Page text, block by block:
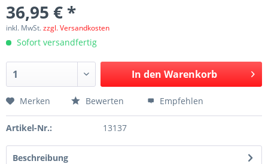
36,95 € *
inkl. MwSt.zzgl. Versandkosten
Sofort versandfertig
In den Warenkorb
Merken Bewerten Empfehlen
Artikel-Nr.: 13137
Beschreibung